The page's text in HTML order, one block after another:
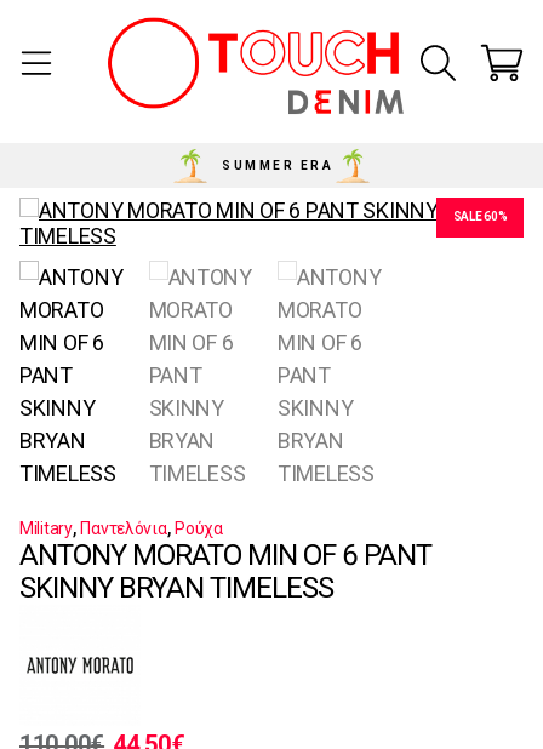
SUMMER ERA
SALE 60%
Military,Παντελόνια,Ρούχα
ANTONY MORATO MIN OF 6 PANT
SKINNY BRYAN TIMELESS